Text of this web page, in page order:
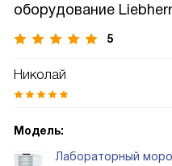
оборудование Liebherr
5
Николай
Модель:
Лабораторный